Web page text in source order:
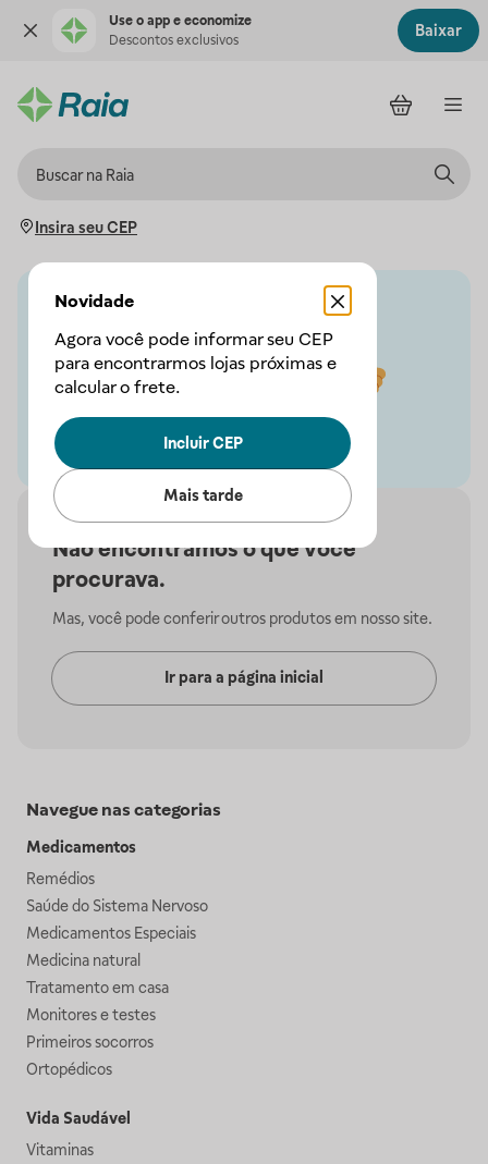
Use o app e economize
Descontos exclusivos
Baixar
Insira seu CEP
Novidade
Agora você pode informar seu CEP
para encontrarmos lojas próximas e
calcular o frete.
Incluir CEP
Mais tarde
Não encontramos o que você
procurava.
Mas, você pode conferir outros produtos em nosso site.
Ir para a página inicial
Navegue nas categorias
Medicamentos
Remédios
Saúde do Sistema Nervoso
Medicamentos Especiais
Medicina natural
Tratamento em casa
Monitores e testes
Primeiros socorros
Ortopédicos
Vida Saudável
Vitaminas